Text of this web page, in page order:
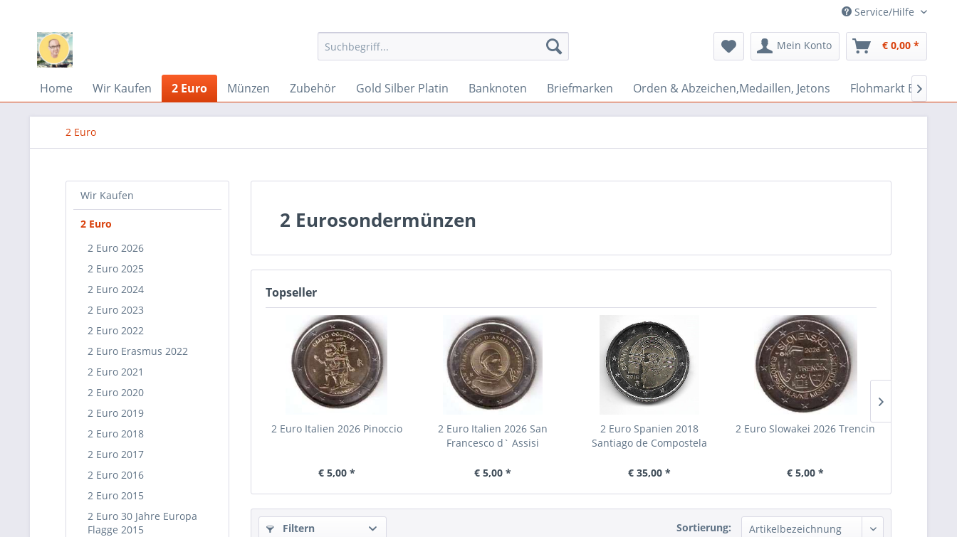
Service/Hilfe
Mein Konto € 0,00 *
Home Wir Kaufen 2 Euro Münzen Zubehör Gold Silber Platin Banknoten Briefmarken Orden & Abzeichen,Medaillen, Jetons Flohmarkt Bazar

2 Euro
Wir Kaufen
2 Euro
2 Euro 2026
2 Euro 2025
2 Euro 2024
2 Euro 2023
2 Euro 2022
2 Euro Erasmus 2022
2 Euro 2021
2 Euro 2020
2 Euro 2019
2 Euro 2018
2 Euro 2017
2 Euro 2016
2 Euro 2015
2 Euro 30 Jahre Europa
Flagge 2015
2 Eurosondermünzen
Topseller
2 Euro Italien 2026 Pinoccio
€ 5,00 *
2 Euro Italien 2026 San
Francesco d` Assisi
€ 5,00 *
2 Euro Spanien 2018
Santiago de Compostela
€ 35,00 *
2 Euro Slowakei 2026 Trencin
€ 5,00 *
Filtern Sortierung: